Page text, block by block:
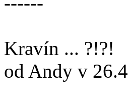
Kravín ... ?!?!
od Andy v